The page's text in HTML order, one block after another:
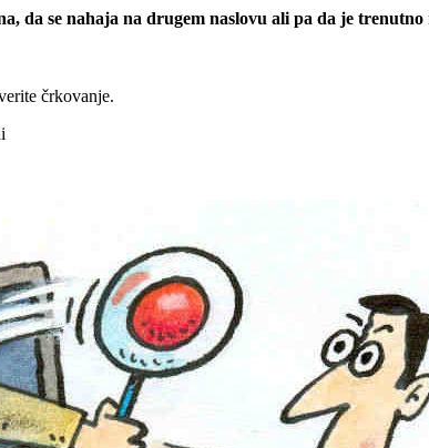
da se nahaja na drugem naslovu ali pa da je trenutno
črkovanje.